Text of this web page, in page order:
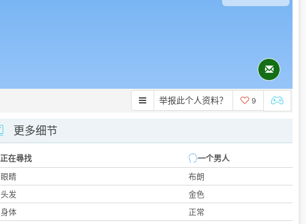
举报此个人资料？ 9
更多细节
正在尋找
一个男人
眼睛
布朗
头发
金色
身体
正常